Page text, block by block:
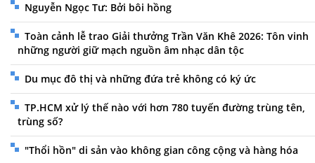
Nguyễn Ngọc Tư: Bởi bôi hồng
Toàn cảnh lễ trao Giải thưởng Trần Văn Khê 2026: Tôn vinh
những người giữ mạch nguồn âm nhạc dân tộc
Du mục đô thị và những đứa trẻ không có ký ức
TP.HCM xử lý thế nào với hơn 780 tuyến đường trùng tên,
trùng số?
"Thổi hồn" di sản vào không gian công cộng và hàng hóa